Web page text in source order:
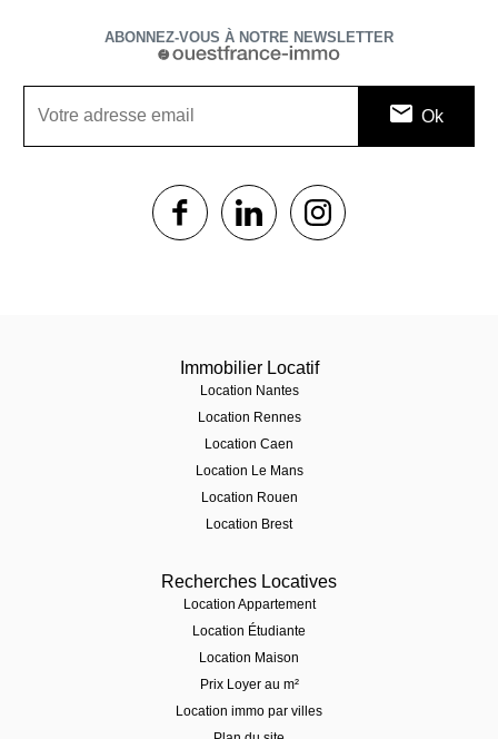
ABONNEZ-VOUS À NOTRE NEWSLETTER
1$s 1$s
Immobilier Locatif
Location Nantes
Location Rennes
Location Caen
Location Le Mans
Location Rouen
Location Brest
Recherches Locatives
Location Appartement
Location Étudiante
Location Maison
Prix Loyer au m²
Location immo par villes